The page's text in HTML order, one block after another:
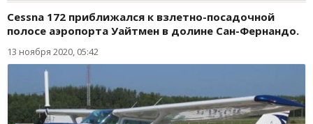
Cessna 172 приближался к взлетно-посадочной
полосе аэропорта Уайтмен в долине Сан-Фернандо.
13 ноября 2020, 05:42